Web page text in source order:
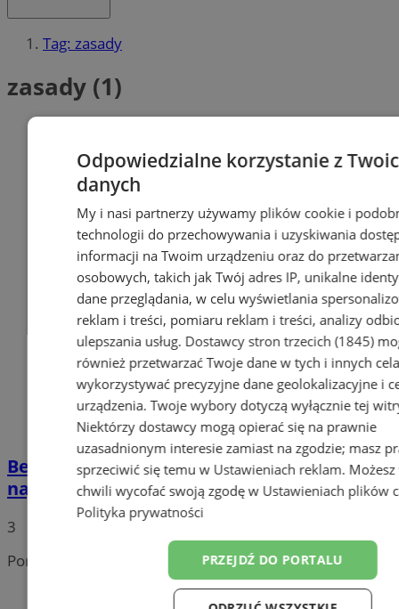
Tag: zasady
zasady (1)
Bezpieczna droga do szkoły - policjanci uczą
najmłodszych zasad bezpieczeństwa!
3
Portal należy do sieci
Odpowiedzialne korzystanie z
danych
My i nasi partnerzy używamy plików cookie i
technologii do przechowywania i uzyskiwania
informacji na Twoim urządzeniu oraz do
osobowych, takich jak Twój adres IP, unikalne
dane przeglądania, w celu wyświetlania
reklam i treści, pomiaru reklam i treści, analizy
ulepszania usług. Dostawcy stron trzecich (1845)
również przetwarzać Twoje dane w tych i innych
wykorzystywać precyzyjne dane geolokalizacyjne i
urządzenia. Twoje wybory dotyczą wyłącznie tej
Niektórzy dostawcy mogą opierać się na prawnie
uzasadnionym interesie zamiast na zgodzie; masz
sprzeciwić się temu w Ustawieniach reklam.
chwili wycofać swoją zgodę w Ustawieniach plików
Polityka prywatności
PRZEJDŹ DO PORTALU